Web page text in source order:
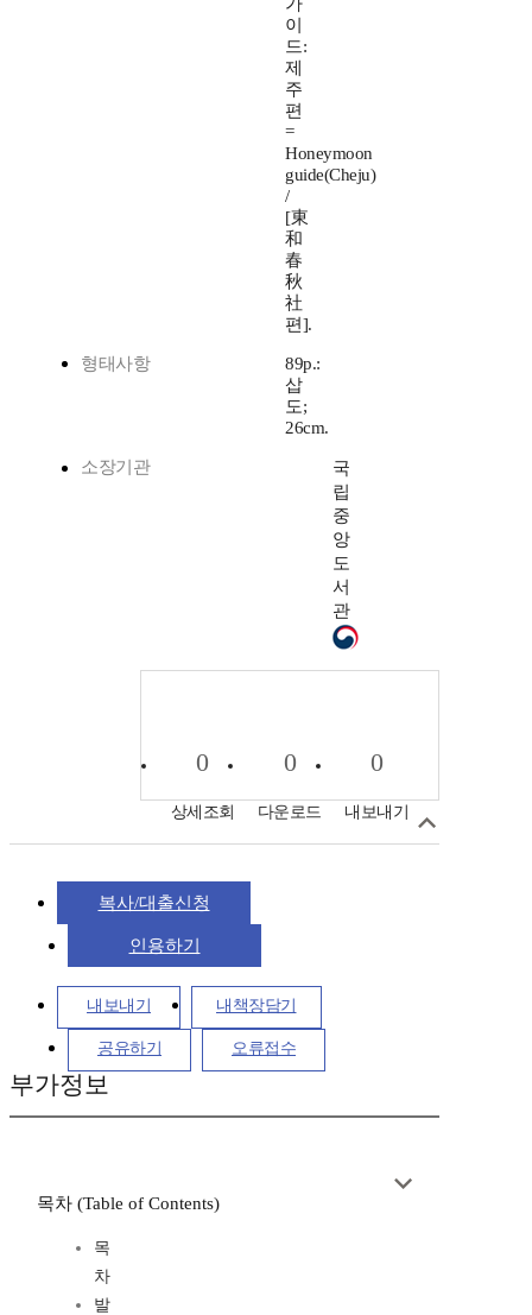
가
이
드:
제
주
편
=
Honeymoon
guide(Cheju)
/
[東
和
春
秋
社
편].
형태사항
89p.:
삽
도;
26cm.
소장기관
국
립
중
앙
도
서
관
0
상세조회
0
다운로드
0
내보내기
복사/대출신청
인용하기
내보내기 내책장담기
공유하기 오류접수
부가정보
목차 (Table of Contents)
목
차
발